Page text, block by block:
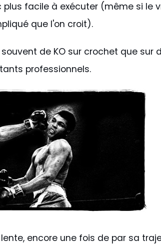
facile à exécuter (même si le
que l'on croit).
de KO sur crochet que sur
professionnels.
encore une fois de par sa